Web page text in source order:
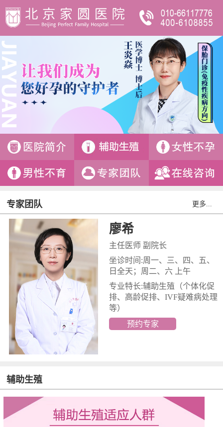
专家团队 更多...
廖希
主任医师 副院长
坐诊时间:周一、三、四、五、
日全天；周二、六 上午
专业特长:辅助生殖 （个体化促
排、高龄促排、IVF疑难病处理
等）
预约专家
辅助生殖